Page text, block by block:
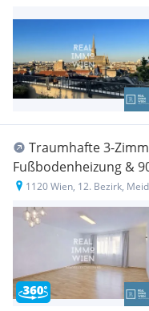
Traumhafte 3-
Fußbodenheizung &
BEZIRK!
1120 Wien, 12. Bezirk,